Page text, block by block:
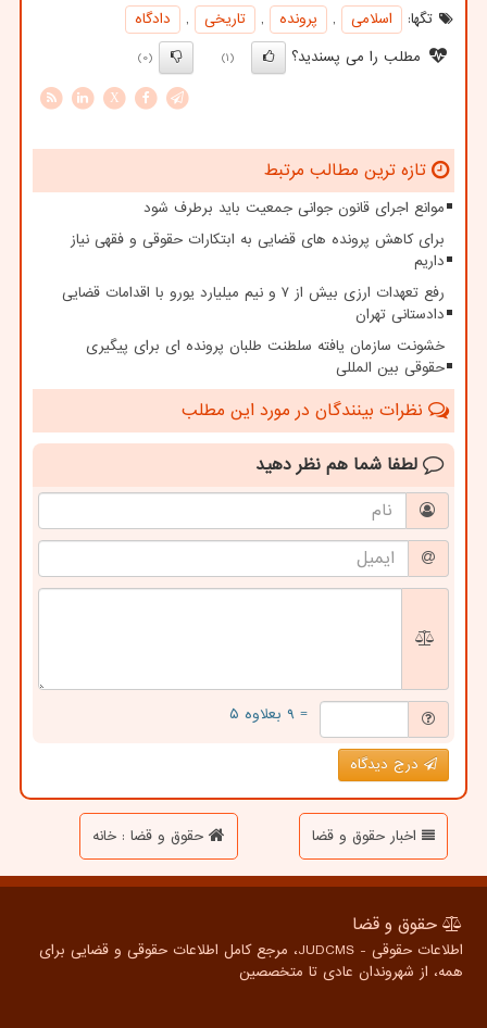
تگها:
اسلامی , پرونده , تاریخی ,
دادگاه
مطلب را می پسندید؟
(1)
(0)
X
تازه ترین مطالب مرتبط
موانع اجرای قانون جوانی جمعیت باید برطرف شود
برای کاهش پرونده های قضایی به ابتکارات حقوقی و فقهی نیاز
داریم
رفع تعهدات ارزی بیش از ۷ و نیم میلیارد یورو با اقدامات قضایی
دادستانی تهران
خشونت سازمان یافته سلطنت طلبان پرونده ای برای پیگیری
حقوقی بین المللی
نظرات بینندگان در مورد این مطلب
لطفا شما هم نظر دهید
= ۹ بعلاوه ۵
درج دیدگاه
اخبار حقوق و قضا حقوق و قضا : خانه
حقوق و قضا
اطلاعات حقوقی - JUDCMS، مرجع کامل اطلاعات حقوقی و قضایی برای
همه، از شهروندان عادی تا متخصصین